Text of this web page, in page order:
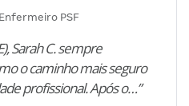
PSF
Sarah C. sempre
o caminho mais seguro
profissional. Após o…”